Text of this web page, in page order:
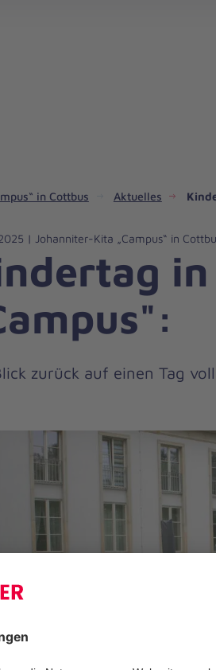
in Cottbus Aktuelles
| Johanniter-Kita „Campus“ in
zurück auf einen Tag